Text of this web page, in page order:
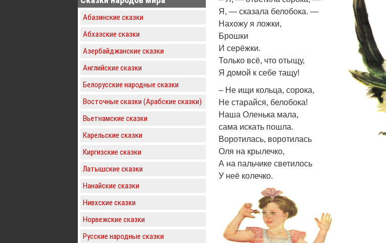
Абазинские сказки
Абхазские сказки
Азербайджанские сказки
Английские сказки
Белорусские народные сказки
Восточные сказки (Арабские сказки)
Вьетнамские сказки
Карельские сказки
Киргизские сказки
Латышские сказки
Нанайские сказки
Нивхские сказки
Норвежские сказки
Русские народные сказки
Я, — сказала белобока. —
Нахожу я ложки,
Брошки
И серёжки.
Только всё, что отыщу,
Я домой к себе тащу!
– Не ищи кольца, сорока,
Не старайся, белобока!
Наша Оленька мала,
сама искать пошла.
Воротилась, воротилась
Оля на крылечко,
А на пальчике светилось
У неё колечко.